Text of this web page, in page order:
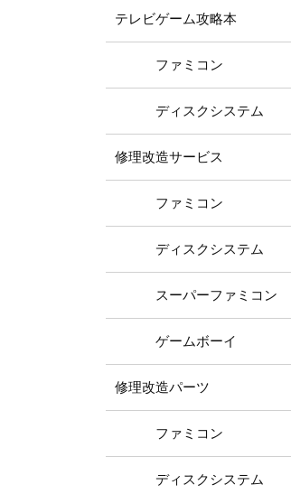
テレビゲーム攻略本
ファミコン
ディスクシステム
修理改造サービス
ファミコン
ディスクシステム
スーパーファミコン
ゲームボーイ
修理改造パーツ
ファミコン
ディスクシステム
ファミコン本体
TEA4TWO FC/A
￥14,980 ～